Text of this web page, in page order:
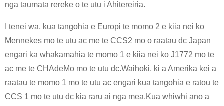
nga taumata rereke o te utu i Ahitereiria.
I tenei wa, kua tangohia e Europi te momo 2 e kiia nei ko
Mennekes mo te utu ac me te CCS2 mo o raatau dc Japan
engari ka whakamahia te momo 1 e kiia nei ko J1772 mo te
ac me te CHAdeMo mo te utu dc.Waihoki, ki a Amerika kei a
raatau te momo 1 mo te utu ac engari kua tangohia e ratou te
CCS 1 mo te utu dc kia raru ai nga mea.Kua whiwhi ano a